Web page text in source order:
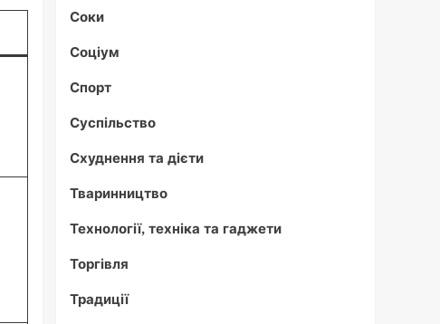
Соки
Соціум
Спорт
Суспільство
Схуднення та дієти
Тваринництво
Технології, техніка та гаджети
Торгівля
Традиції